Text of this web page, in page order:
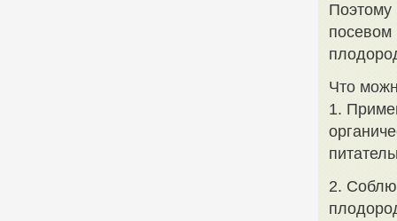
Поэтому
посевом
Что
1.
2.